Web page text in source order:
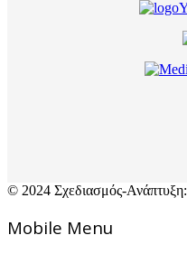
© 2024 Σχεδιασμός-Ανάπτυξη:
Mοbile Menu